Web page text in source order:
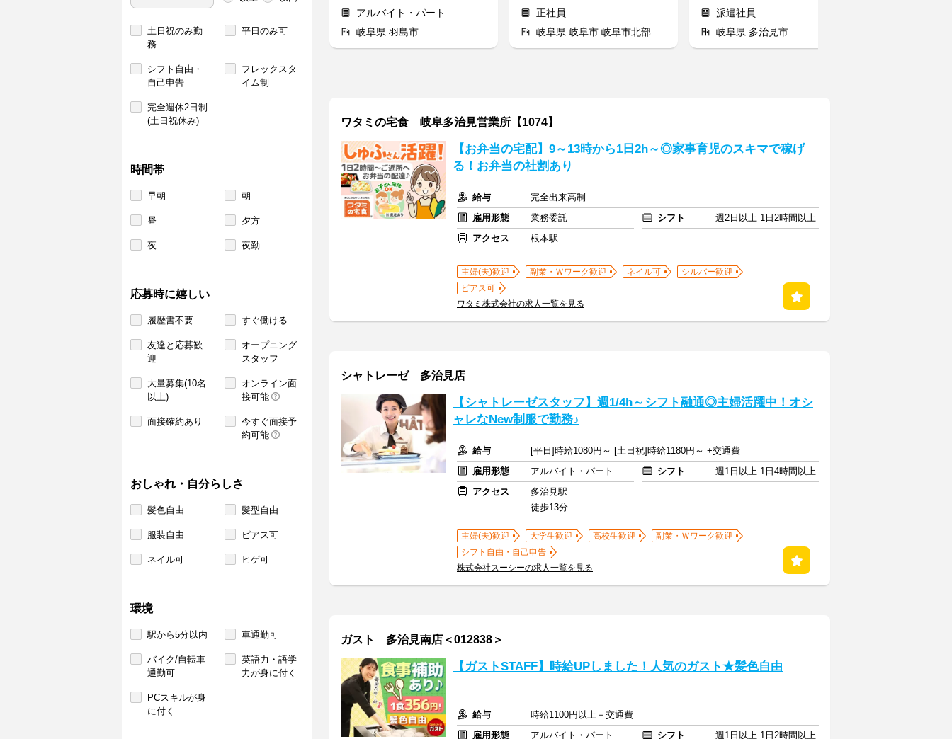
土日祝のみ勤
務
平日のみ可
シフト自由・
自己申告
フレックスタ
イム制
完全週休2日制
(土日祝休み)
時間帯
早朝 朝
昼 夕方
夜 夜勤
応募時に嬉しい
履歴書不要 すぐ働ける
友達と応募歓
迎
オープニング
スタッフ
大量募集(10名
以上)
オンライン面
接可能
面接確約あり
今すぐ面接予
約可能
おしゃれ・自分らしさ
髪色自由 髪型自由
服装自由 ピアス可
ネイル可 ヒゲ可
環境
駅から5分以内 車通勤可
バイク/自転車
通勤可
英語力・語学
力が身に付く
PCスキルが身
に付く
アルバイト・パート
岐阜県 羽島市
正社員
岐阜県 岐阜市 岐阜市北部
派遣社員
岐阜県 多治見市
ワタミの宅食 岐阜多治見営業所【1074】
【お弁当の宅配】9～13時から1日2h～◎家事育児のスキマで稼げ
る！お弁当の社割あり
給与
完全出来高制
雇用形態
業務委託 シフト
週2日以上 1日2時間以上
アクセス
根本駅
主婦(夫)歓迎 副業・Ｗワーク歓迎 ネイル可
シルバー歓迎
ピアス可
ワタミ株式会社の求人一覧を見る
シャトレーゼ 多治見店
【シャトレーゼスタッフ】週1/4h～シフト融通◎主婦活躍中！オシ
ャレなNew制服で勤務♪
給与
[平日]時給1080円～ [土日祝]時給1180円～ +交通費
雇用形態
アルバイト・パート シフト
週1日以上 1日4時間以上
アクセス
多治見駅
徒歩13分
主婦(夫)歓迎 大学生歓迎 高校生歓迎
副業・Ｗワーク歓迎
シフト自由・自己申告
株式会社スーシーの求人一覧を見る
ガスト 多治見南店＜012838＞
【ガストSTAFF】時給UPしました！人気のガスト★髪色自由
給与
時給1100円以上＋交通費
雇用形態
アルバイト・パート シフト 週1日以上 1日2時間以上